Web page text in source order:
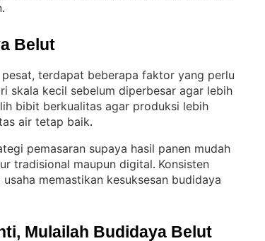
.
Belut
terdapat beberapa faktor yang perlu
skala kecil sebelum diperbesar agar lebih
bibit berkualitas agar produksi lebih
air tetap baik.
pemasaran supaya hasil panen mudah
tradisional maupun digital. Konsisten
memastikan kesuksesan budidaya
Mulailah Budidaya Belut